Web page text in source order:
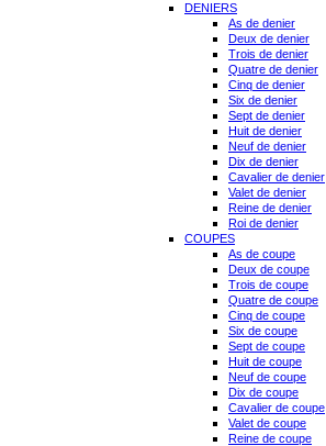
DENIERS
As de denier
Deux de denier
Trois de denier
Quatre de denier
Cinq de denier
Six de denier
Sept de denier
Huit de denier
Neuf de denier
Dix de denier
Cavalier de denier
Valet de denier
Reine de denier
Roi de denier
COUPES
As de coupe
Deux de coupe
Trois de coupe
Quatre de coupe
Cinq de coupe
Six de coupe
Sept de coupe
Huit de coupe
Neuf de coupe
Dix de coupe
Cavalier de coupe
Valet de coupe
Reine de coupe